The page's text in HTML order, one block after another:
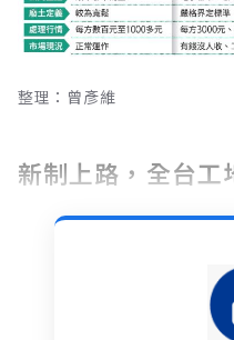
整理：曾彥維
新制上路，全台工